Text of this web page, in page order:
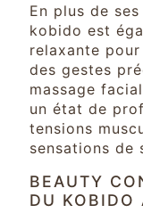
En plus de
kobido est
relaxante
des gestes
massage
un état de
tensions
sensations de
BEAUTY
DU KOBIDO